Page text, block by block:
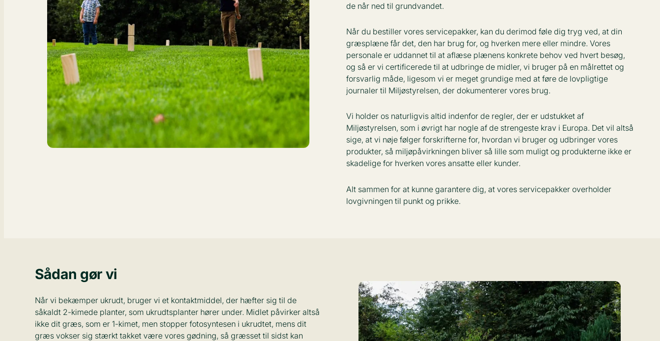
de når ned til grundvandet.
Når du bestiller vores servicepakker, kan du derimod føle dig tryg ved, at din
græsplæne får det, den har brug for, og hverken mere eller mindre. Vores
personale er uddannet til at aflæse plænens konkrete behov ved hvert besøg,
og så er vi certificerede til at udbringe de midler, vi bruger på en målrettet og
forsvarlig måde, ligesom vi er meget grundige med at føre de lovpligtige
journaler til Miljøstyrelsen, der dokumenterer vores brug.
Vi holder os naturligvis altid indenfor de regler, der er udstukket af
Miljøstyrelsen, som i øvrigt har nogle af de strengeste krav i Europa. Det vil altså
sige, at vi nøje følger forskrifterne for, hvordan vi bruger og udbringer vores
produkter, så miljøpåvirkningen bliver så lille som muligt og produkterne ikke er
skadelige for hverken vores ansatte eller kunder.
Alt sammen for at kunne garantere dig, at vores servicepakker overholder
lovgivningen til punkt og prikke.
Sådan gør vi
Når vi bekæmper ukrudt, bruger vi et kontaktmiddel, der hæfter sig til de
såkaldt 2-kimede planter, som ukrudtsplanter hører under. Midlet påvirker altså
ikke dit græs, som er 1-kimet, men stopper fotosyntesen i ukrudtet, mens dit
græs vokser sig stærkt takket være vores gødning, så græsset til sidst kan